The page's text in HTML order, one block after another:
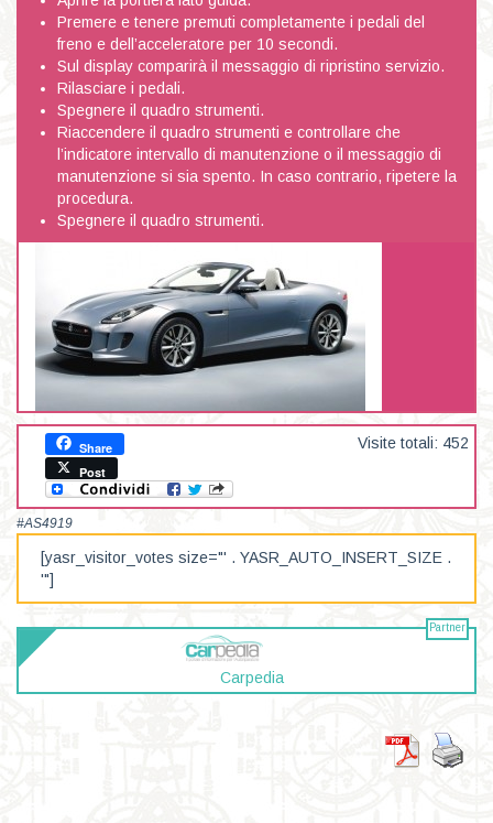
Premere e tenere premuti completamente i pedali del
freno e dell’acceleratore per 10 secondi.
Sul display comparirà il messaggio di ripristino servizio.
Rilasciare i pedali.
Spegnere il quadro strumenti.
Riaccendere il quadro strumenti e controllare che
l’indicatore intervallo di manutenzione o il messaggio di
manutenzione si sia spento. In caso contrario, ripetere la
procedura.
Spegnere il quadro strumenti.
Share
Post
Visite totali: 452
#AS4919
[yasr_visitor_votes size="' . YASR_AUTO_INSERT_SIZE .
'"]
Partner
Carpedia